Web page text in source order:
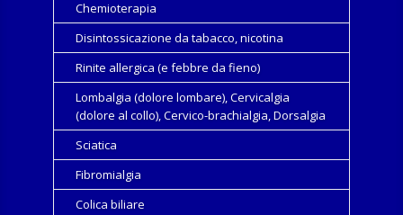
Chemioterapia
Disintossicazione da tabacco, nicotina
Rinite allergica (e febbre da fieno)
Lombalgia (dolore lombare), Cervicalgia
(dolore al collo), Cervico-brachialgia, Dorsalgia
Sciatica
Fibromialgia
Colica biliare